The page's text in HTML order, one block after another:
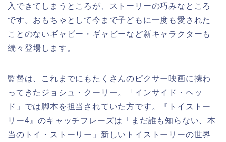
入できてしまうところが、ストーリーの巧みなところ
です。おもちゃとして今まで子どもに一度も愛された
ことのないギャビー・ギャビーなど新キャラクターも
続々登場します。
監督は、これまでにもたくさんのピクサー映画に携わ
ってきたジョシュ・クーリー。「インサイド・ヘッ
ド」では脚本を担当されていた方です。『トイストー
リー4』のキャッチフレーズは「まだ誰も知らない、本
当のトイ・ストーリー」新しいトイストーリーの世界